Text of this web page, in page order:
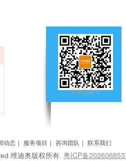
关注公众号
动态 服务项目 咨询团队 联系我们
维迪奥版权所有. 粤ICP备